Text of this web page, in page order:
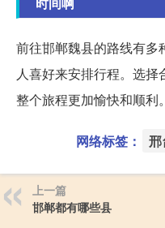
前往邯郸魏县的路线有多
人喜好来安排行程。选
整个旅程更加愉快和顺利。
网络标签： 邢
上一篇
邯郸都有哪些县